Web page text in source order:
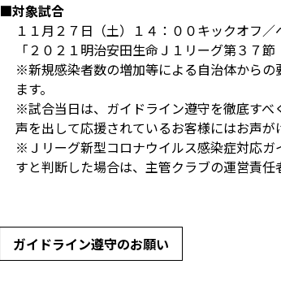
■対象試合
１１月２７日（土）１４：００キックオフ
「２０２１明治安田生命Ｊ１リーグ第３７
※新規感染者数の増加等による自治体から
ます。
※試合当日は、ガイドライン遵守を徹底すべ
声を出して応援されているお客様にはお声が
※Ｊリーグ新型コロナウイルス感染症対応
すと判断した場合は、主管クラブの運営責任
ガイドライン遵守のお願い